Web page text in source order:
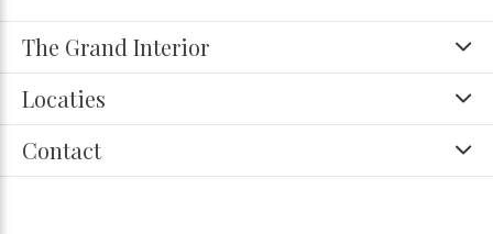
The Grand Interior
Locaties
Contact